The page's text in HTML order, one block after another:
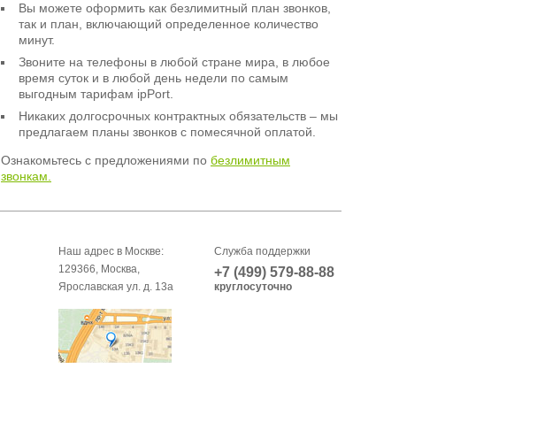
Вы можете оформить как безлимитный план звонков,
так и план, включающий определенное количество
минут.
Звоните на телефоны в любой стране мира, в любое
время суток и в любой день недели по самым
выгодным тарифам ipPort.
Никаких долгосрочных контрактных обязательств – мы
предлагаем планы звонков с помесячной оплатой.
Ознакомьтесь с предложениями по безлимитным
звонкам.
Наш адрес в Москве:
129366, Москва,
Ярославская ул. д. 13а
Служба поддержки
+7 (499) 579-88-88
круглосуточно